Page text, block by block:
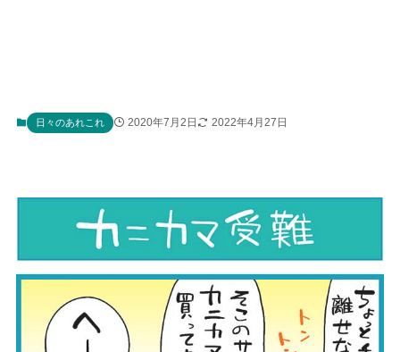
日々のあれこれ 2020年7月2日 2022年4月27日